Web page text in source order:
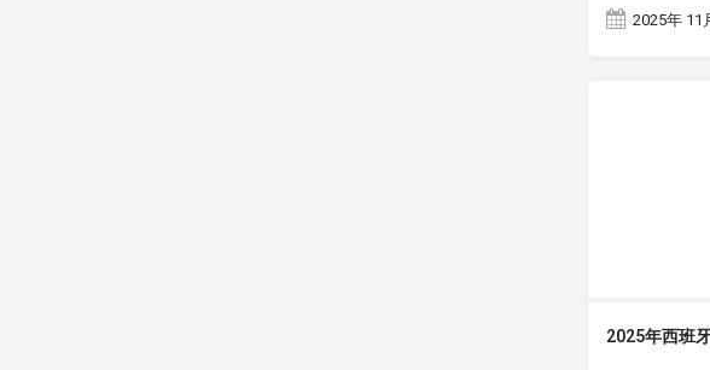
2025年 11
2025年西班